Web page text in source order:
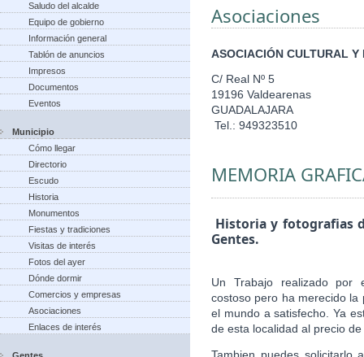
Saludo del alcalde
Equipo de gobierno
Información general
Tablón de anuncios
Impresos
Documentos
Eventos
Municipio
Cómo llegar
Directorio
Escudo
Historia
Monumentos
Fiestas y tradiciones
Visitas de interés
Fotos del ayer
Dónde dormir
Comercios y empresas
Asociaciones
Enlaces de interés
Asociaciones
ASOCIACIÓN CULTURAL Y
C/ Real Nº 5
19196 Valdearenas
GUADALAJARA
Tel.: 949323510
MEMORIA
Historia y fotografias
Gentes.
Un Trabajo realizado por
costoso pero ha merecido
el mundo a satisfecho. Ya
de esta localidad al precio
Tambien puedes